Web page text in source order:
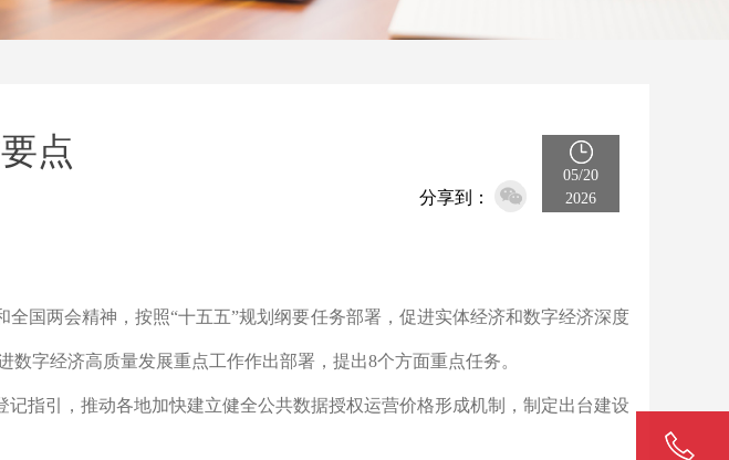
点
分享到：
05/20
2026
国两会精神，按照“十五五”规划纲要任务部署，促进实体经济和数字经济深度
字经济高质量发展重点工作作出部署，提出8个方面重点任务。
指引，推动各地加快建立健全公共数据授权运营价格形成机制，制定出台建设